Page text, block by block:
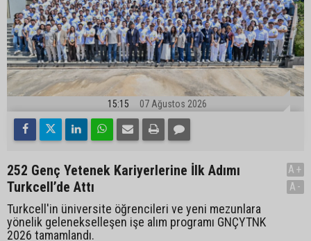
15:15 07 Ağustos 2026
252 Genç Yetenek Kariyerlerine İlk Adımı
Turkcell’de Attı
Turkcell'in üniversite öğrencileri ve yeni mezunlara
yönelik gelenekselleşen işe alım programı GNÇYTNK
2026 tamamlandı.
A+
A-